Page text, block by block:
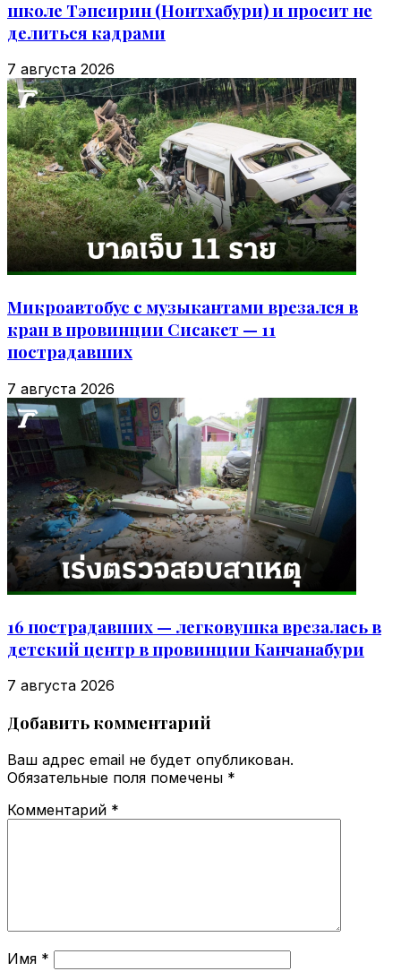
школе Тэпсирин (Нонтхабури) и просит не
делиться кадрами
7 августа 2026
Микроавтобус с музыкантами врезался в
кран в провинции Сисакет — 11
пострадавших
7 августа 2026
16 пострадавших — легковушка врезалась в
детский центр в провинции Канчанабури
7 августа 2026
Добавить комментарий
Ваш адрес email не будет опубликован.
Обязательные поля помечены *
Комментарий *
Имя *